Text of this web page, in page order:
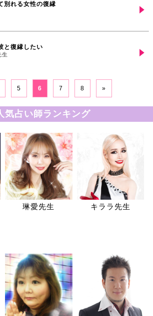
別れる女性の復縁
と復縁したい
生
5 6 7 8 »
気占い師ランキング
琳愛先生 キララ先生